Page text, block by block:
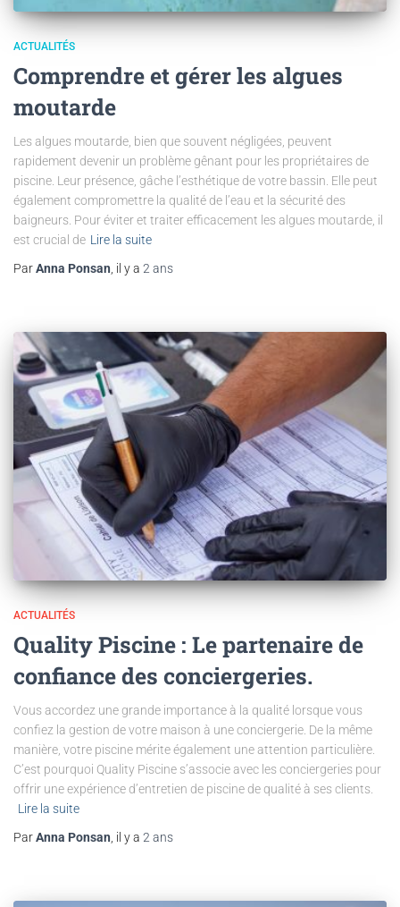
ACTUALITÉS
Comprendre et gérer les algues
moutarde
Les algues moutarde, bien que souvent négligées, peuvent
rapidement devenir un problème gênant pour les propriétaires de
piscine. Leur présence, gâche l’esthétique de votre bassin. Elle peut
également compromettre la qualité de l’eau et la sécurité des
baigneurs. Pour éviter et traiter efficacement les algues moutarde, il
est crucial de Lire la suite
ParAnna Ponsan , il y a 2 ans
ACTUALITÉS
Quality Piscine : Le partenaire de
confiance des conciergeries.
Vous accordez une grande importance à la qualité lorsque vous
confiez la gestion de votre maison à une conciergerie. De la même
manière, votre piscine mérite également une attention particulière.
C’est pourquoi Quality Piscine s’associe avec les conciergeries pour
offrir une expérience d’entretien de piscine de qualité à ses clients.
Lire la suite
ParAnna Ponsan, il y a 2 ans